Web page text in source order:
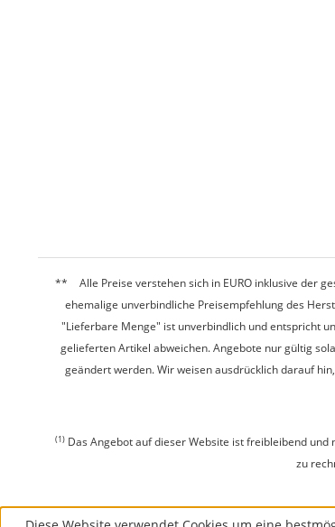
Alle Preise verstehen sich in EURO inklusive der
ehemalige unverbindliche Preisempfehlung des
"Lieferbare Menge" ist unverbindlich und entspricht
gelieferten Artikel abweichen. Angebote nur gültig
geändert werden. Wir weisen ausdrücklich darauf
(1) Das Angebot auf dieser Website ist freibleibend
zu